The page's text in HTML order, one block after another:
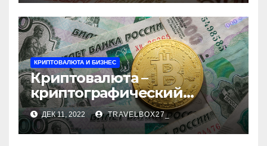
КРИПТОВАЛЮТА И БИЗНЕС
Криптовалюта –
криптографический
бизнес
ДЕК 11, 2022 TRAVELBOX27_